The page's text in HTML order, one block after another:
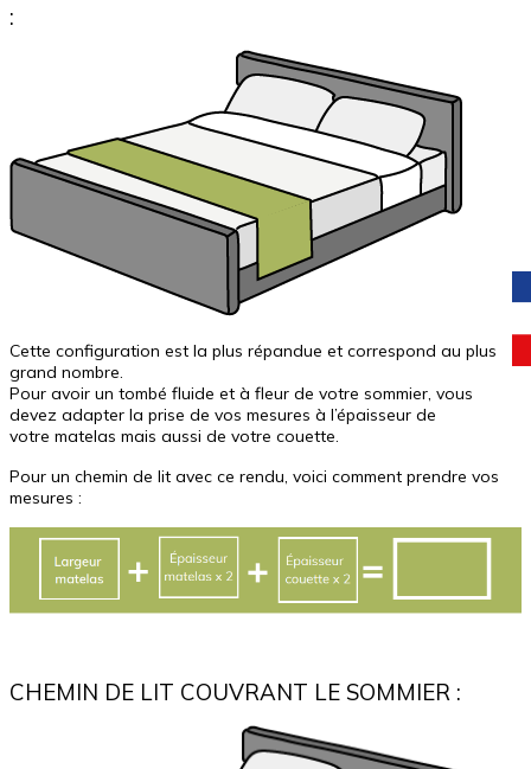
:
Cette configuration est la plus répandue et correspond au plus
grand nombre.
Pour avoir un tombé fluide et à fleur de votre sommier, vous
devez adapter la prise de vos mesures à l’épaisseur de
votre matelas mais aussi de votre couette.
Pour un chemin de lit avec ce rendu, voici comment prendre vos
mesures :
CHEMIN DE LIT COUVRANT LE SOMMIER :